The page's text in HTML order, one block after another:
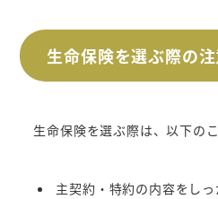
生命保険を選ぶ際の
生命保険を選ぶ際は、以下の
主契約・特約の内容をし